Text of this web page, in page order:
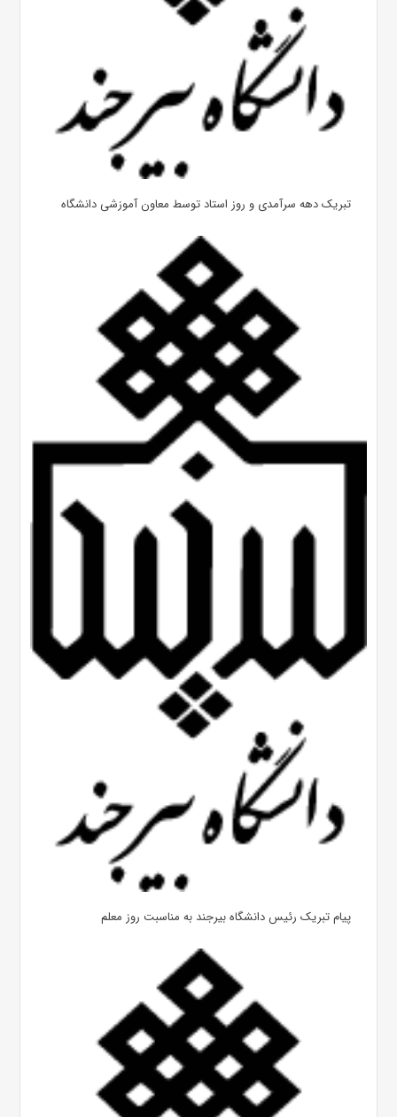
تبریک دهه سرآمدی و روز استاد توسط معاون آموزشی دانشگاه
پیام تبریک رئیس دانشگاه بیرجند به مناسبت روز معلم